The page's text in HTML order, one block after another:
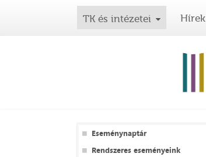
TK és intézetei Hírek
Eseménynaptár
Rendszeres eseményeink